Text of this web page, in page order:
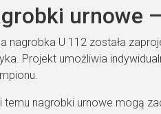
urnowe
nagrobka U 112 została
Projekt umożliwia
temu nagrobki urnowe mogą